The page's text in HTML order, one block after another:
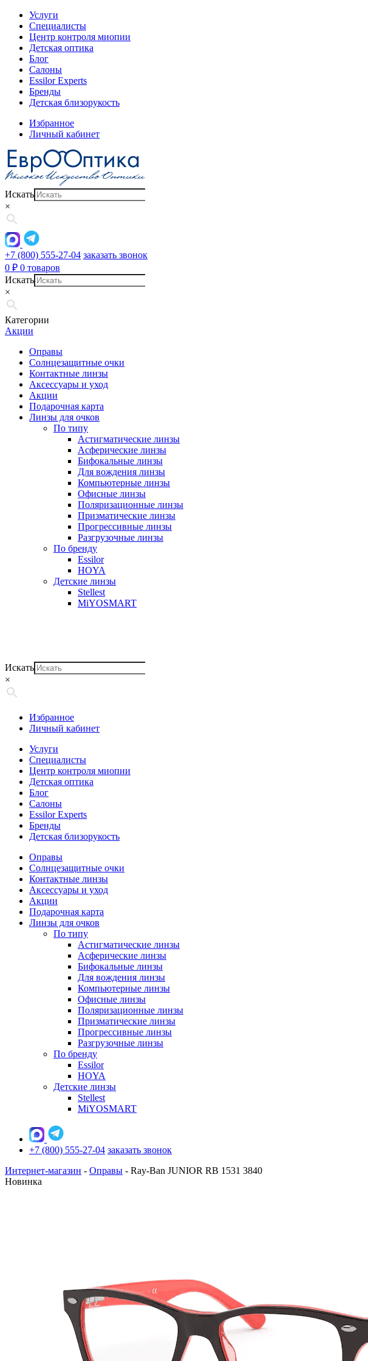
Услуги
Специалисты
Центр контроля миопии
Детская оптика
Блог
Салоны
Essilor Experts
Бренды
Детская близорукость
Избранное
Личный кабинет
Искать
×
+7 (800) 555-27-04 заказать звонок
0 ₽ 0 товаров
Искать
×
Категории
Акции
Оправы
Солнцезащитные очки
Контактные линзы
Аксессуары и уход
Акции
Подарочная карта
Линзы для очков
По типу
Астигматические линзы
Асферические линзы
Бифокальные линзы
Для вождения линзы
Компьютерные линзы
Офисные линзы
Поляризационные линзы
Призматические линзы
Прогрессивные линзы
Разгрузочные линзы
По бренду
Essilor
HOYA
Детские линзы
Stellest
MiYOSMART
Искать
×
Избранное
Личный кабинет
Услуги
Специалисты
Центр контроля миопии
Детская оптика
Блог
Салоны
Essilor Experts
Бренды
Детская близорукость
Оправы
Солнцезащитные очки
Контактные линзы
Аксессуары и уход
Акции
Подарочная карта
Линзы для очков
По типу
Астигматические линзы
Асферические линзы
Бифокальные линзы
Для вождения линзы
Компьютерные линзы
Офисные линзы
Поляризационные линзы
Призматические линзы
Прогрессивные линзы
Разгрузочные линзы
По бренду
Essilor
HOYA
Детские линзы
Stellest
MiYOSMART
+7 (800) 555-27-04 заказать звонок
Интернет-магазин - Оправы - Ray-Ban JUNIOR RB 1531 3840
Новинка